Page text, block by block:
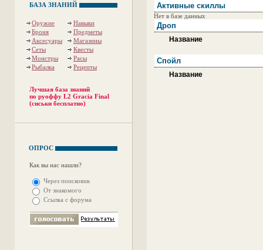
БАЗА ЗНАНИЙ
Оружие
Навыки
Броня
Предметы
Аксесуары
Магазины
Сеты
Квесты
Монстры
Расы
Рыбалка
Рецепты
Лучшая база знаний
по руоффу L2 Gracia Final
(сиськи бесплатно)
ОПРОС
Как вы нас нашли?
Через поисковик
От знакомого
Ссылка с форума
Активные скиллы
Нет в базе данных
Дроп
Название
Спойл
Название